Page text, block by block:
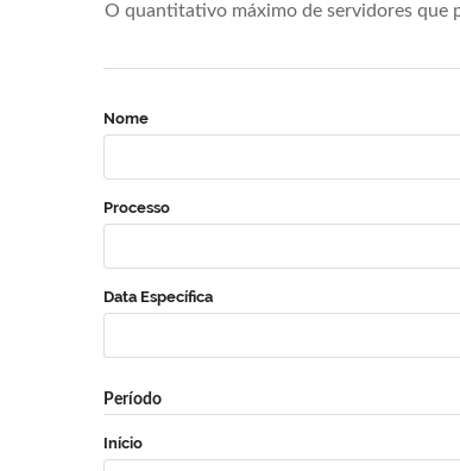
O quantitativo máximo de servidores que
Nome
Processo
Data Específica
Período
Início